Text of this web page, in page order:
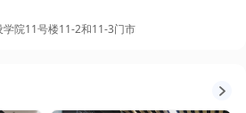
院11号楼11-2和11-3门市